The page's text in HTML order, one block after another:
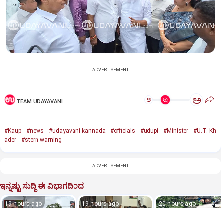
ADVERTISEMENT
TEAM UDAYAVANI ಅ ಅ
#Kaup #news #udayavani kannada #officials #udupi #Minister
#U.T. Kh
ader
#stern warning
ADVERTISEMENT
ಇನ್ನಷ್ಟು ಸುದ್ದಿ ಈ ವಿಭಾಗದಿಂದ
19 hours ago 19 hours ago 20 hours ago